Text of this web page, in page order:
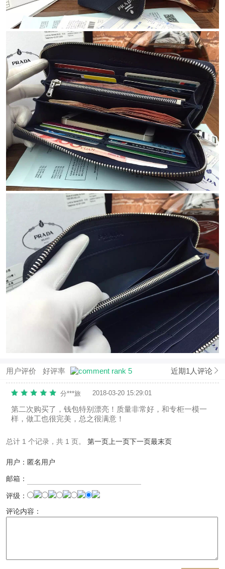
用户评价 好评率 近期1人评论
分***旅 2018-03-20 15:29:01
第二次购买了，钱包特别漂亮！质量非常好，和专柜一模一
样，做工也很完美，总之很满意！
总计 1 个记录，共 1 页。 第一页 上一页下一页最末页
用户：匿名用户
邮箱：
评级：
评论内容：